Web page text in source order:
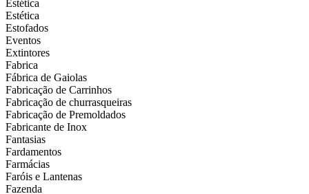
Estética
Estética
Estofados
Eventos
Extintores
Fabrica
Fábrica de Gaiolas
Fabricação de Carrinhos
Fabricação de churrasqueiras
Fabricação de Premoldados
Fabricante de Inox
Fantasias
Fardamentos
Farmácias
Faróis e Lantenas
Fazenda